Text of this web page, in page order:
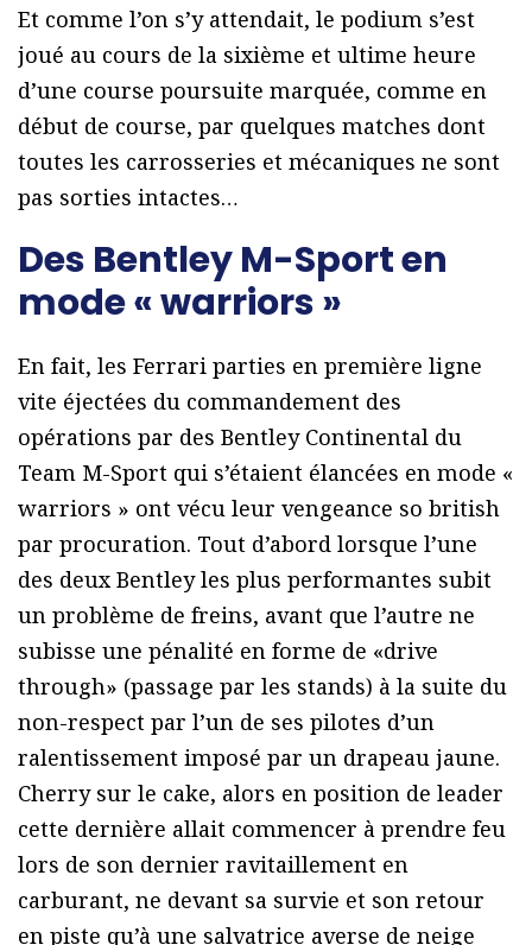
Et comme l’on s’y attendait, le podium s’est
joué au cours de la sixième et ultime heure
d’une course poursuite marquée, comme en
début de course, par quelques matches dont
toutes les carrosseries et mécaniques ne sont
pas sorties intactes…
Des Bentley M-Sport en
mode « warriors »
En fait, les Ferrari parties en première ligne
vite éjectées du commandement des
opérations par des Bentley Continental du
Team M-Sport qui s’étaient élancées en mode «
warriors » ont vécu leur vengeance so british
par procuration. Tout d’abord lorsque l’une
des deux Bentley les plus performantes subit
un problème de freins, avant que l’autre ne
subisse une pénalité en forme de «drive
through» (passage par les stands) à la suite du
non-respect par l’un de ses pilotes d’un
ralentissement imposé par un drapeau jaune.
Cherry sur le cake, alors en position de leader
cette dernière allait commencer à prendre feu
lors de son dernier ravitaillement en
carburant, ne devant sa survie et son retour
en piste qu’à une salvatrice averse de neige